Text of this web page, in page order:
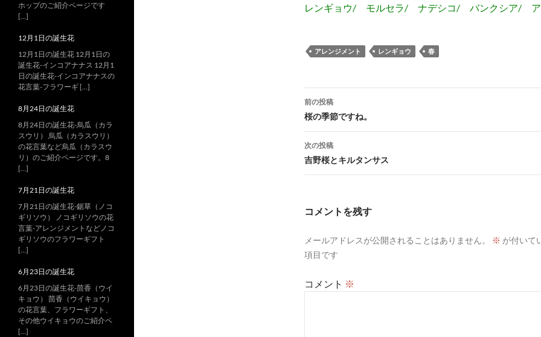
レンギョウ/ モルセラ/ ナデシコ/ バンクシア/ ア
アレンジメント レンギョウ 春
投
稿
ナ
ビ
ゲ
ョ
前の投稿
桜の季節ですね。
次の投稿
吉野桜とキルタンサス
コメントを残す
メールアドレスが公開されることはありません。 ※ が付いて
項目です
コメント ※
ホップのご紹介ページです
[…]
12月1日の誕生花
12月1日の誕生花 12月1日の
誕生花-インコアナナス 12月1
日の誕生花-インコアナナスの
花言葉-フラワーギ […]
8月24日の誕生花
8月24日の誕生花-烏瓜（カラ
スウリ） 烏瓜（カラスウリ）
の花言葉など烏瓜（カラスウ
リ）のご紹介ページです。8
[…]
7月21日の誕生花
7月21日の誕生花-鋸草（ノコ
ギリソウ） ノコギリソウの花
言葉-アレンジメントなどノコ
ギリソウのフラワーギフト
[…]
6月23日の誕生花
6月23日の誕生花-茴香（ウイ
キョウ） 茴香（ウイキョウ）
の花言葉、フラワーギフト、
その他ウイキョウのご紹介ペ
[…]